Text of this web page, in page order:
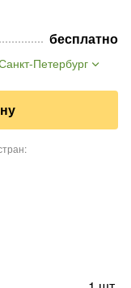
бесплатно
Петербург
: